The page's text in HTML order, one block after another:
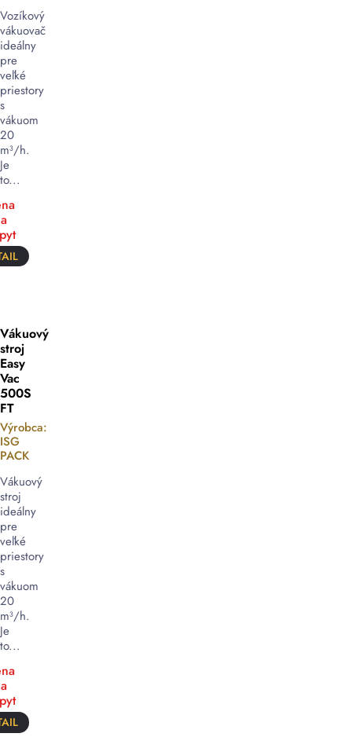
Vozíkový
vákuovač
ideálny
pre
veľké
priestory
s
vákuom
20
m³/h.
Je
to...
Vákuový
stroj
Easy
Vac
500S
FT
Výrobca:
ISG
PACK
Vákuový
stroj
ideálny
pre
veľké
priestory
s
vákuom
20
m³/h.
Je
to...